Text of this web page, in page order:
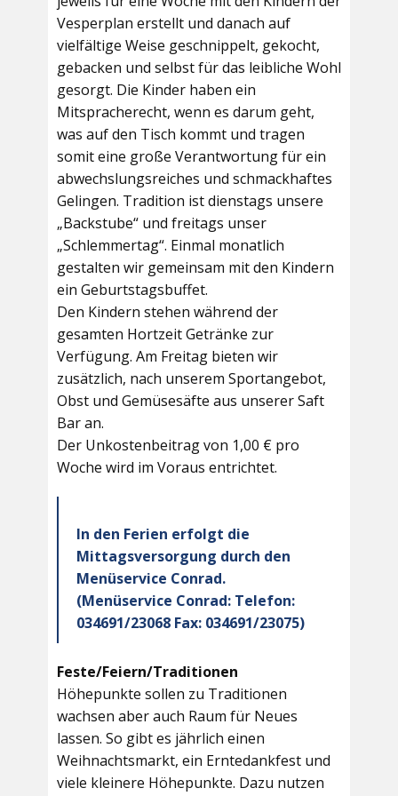
Vesperplan erstellt und danach auf
vielfältige Weise geschnippelt, gekocht,
gebacken und selbst für das leibliche Wohl
gesorgt. Die Kinder haben ein
Mitspracherecht, wenn es darum geht,
was auf den Tisch kommt und tragen
somit eine große Verantwortung für ein
abwechslungsreiches und schmackhaftes
Gelingen. Tradition ist dienstags unsere
„Backstube“ und freitags unser
„Schlemmertag“. Einmal monatlich
gestalten wir gemeinsam mit den Kindern
ein Geburtstagsbuffet.
Den Kindern stehen während der
gesamten Hortzeit Getränke zur
Verfügung. Am Freitag bieten wir
zusätzlich, nach unserem Sportangebot,
Obst und Gemüsesäfte aus unserer Saft
Bar an.
Der Unkostenbeitrag von 1,00 € pro
Woche wird im Voraus entrichtet.
In den Ferien erfolgt die
Mittagsversorgung durch den
Menüservice Conrad.
(Menüservice Conrad: Telefon:
034691/23068 Fax: 034691/23075)
Feste/Feiern/Traditionen
Höhepunkte sollen zu Traditionen
wachsen aber auch Raum für Neues
lassen. So gibt es jährlich einen
Weihnachtsmarkt, ein Erntedankfest und
viele kleinere Höhepunkte. Dazu nutzen